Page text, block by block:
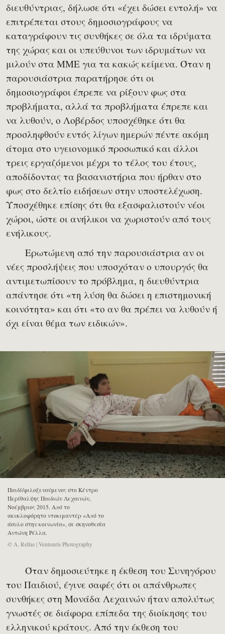
διευθύντριας, δήλωσε ότι «έχει δώσει εντολή» να
επιτρέπεται στους δημοσιογράφους να
καταγράφουν τις συνθήκες σε όλα τα ιδρύματα
της χώρας και οι υπεύθυνοι των ιδρυμάτων να
μιλούν στα ΜΜΕ για τα κακώς κείμενα. Όταν η
παρουσιάστρια παρατήρησε ότι οι
δημοσιογράφοι έπρεπε να ρίξουν φως στα
προβλήματα, αλλά τα προβλήματα έπρεπε και
να λυθούν, ο Λοβέρδος υποσχέθηκε ότι θα
προσληφθούν εντός λίγων ημερών πέντε ακόμη
άτομα στο υγειονομικό προσωπικό και άλλοι
τρεις εργαζόμενοι μέχρι το τέλος του έτους,
αποδίδοντας τα βασανιστήρια που ήρθαν στο
φως στο δελτίο ειδήσεων στην υποστελέχωση.
Υποσχέθηκε επίσης ότι θα εξασφαλιστούν νέοι
χώροι, ώστε οι ανήλικοι να χωριστούν από τους
ενήλικους.
Ερωτώμενη από την παρουσιάστρια αν οι
νέες προσλήψεις που υποσχόταν ο υπουργός θα
αντιμετωπίσουν το πρόβλημα, η διευθύντρια
απάντησε ότι «τη λύση θα δώσει η επιστημονική
κοινότητα» και ότι «το αν θα πρέπει να λυθούν ή
όχι είναι θέμα των ειδικών».
Παιδί/φιλοξενούμενος στο Κέντρο
Περίθαλψης Παιδιών Λεχαινών,
Νοέμβριος 2015. Από το
ακυκλοφόρητο ντοκιμαντέρ «Από το
άσυλο στην κοινωνία», σε σκηνοθεσία
Αντώνη Ρέλλα.
© A. Rellas | Ventouris Photography
Όταν δημοσιεύτηκε η έκθεση του Συνηγόρου
του Παιδιού, έγινε σαφές ότι οι απάνθρωπες
συνθήκες στη Μονάδα Λεχαινών ήταν απολύτως
γνωστές σε διάφορα επίπεδα της διοίκησης του
ελληνικού κράτους. Από την έκθεση του